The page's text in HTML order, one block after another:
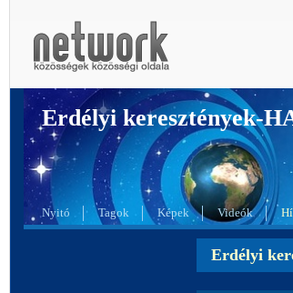
Erdélyi keresztények-
Nyitó Tagok Képek Videók
Erdélyi